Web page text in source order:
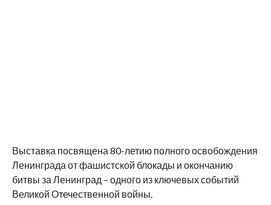
Выставка посвящена 80-летию полного освобождения
Ленинграда от фашистской блокады и окончанию
битвы за Ленинград – одного из ключевых событий
Великой Отечественной войны.